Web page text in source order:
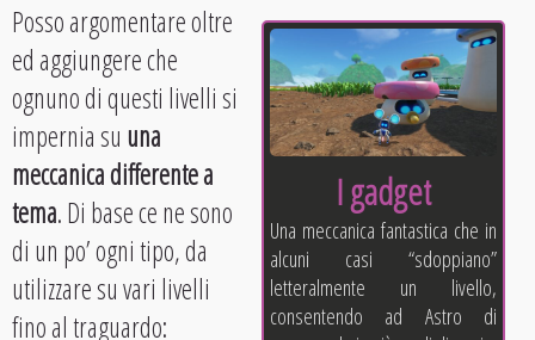
I gadget
Una meccanica fantastica che in
alcuni casi “sdoppiano”
letteralmente un livello,
consentendo ad Astro di
Posso argomentare oltre
ed aggiungere che
ognuno di questi livelli si
impernia su una
meccanica differente a
tema. Di base ce ne sono
di un po’ ogni tipo, da
utilizzare su vari livelli
fino al traguardo: